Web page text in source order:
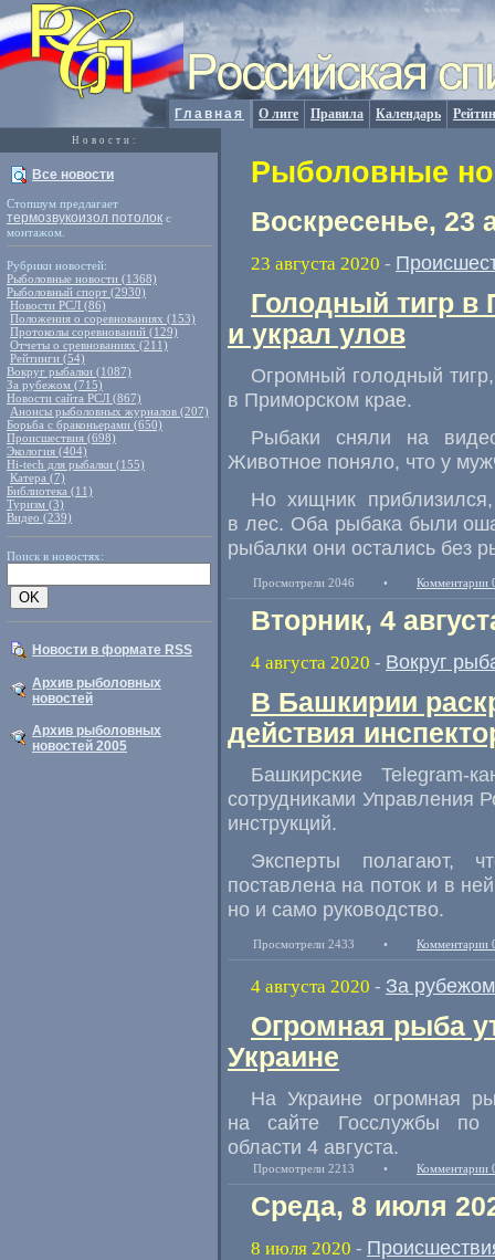
Главная О лиге Правила Календарь
Новости:
Все новости
Стопшум предлагает
термозвукоизол потолок с
монтажом.
Рубрики новостей:
Рыболовные новости (1368)
Рыболовный спорт (2930)
Новости РСЛ (86)
Положения о соревнованиях (153)
Протоколы соревнований (129)
Отчеты о сревнованиях (211)
Рейтинги (54)
Вокруг рыбалки (1087)
За рубежом (715)
Новости сайта РСЛ (867)
Анонсы рыболовных журналов (207)
Борьба с браконьерами (650)
Происшествия (698)
Экология (404)
Hi-tech для рыбалки (155)
Катера (7)
Библиотека (11)
Туризм (3)
Видео (239)
Поиск в новостях:
Новости в формате RSS
Архив рыболовных
новостей
Архив рыболовных
новостей 2005
Рыболовные
Воскресенье, 23
23 августа 2020 -
Голодный тигр
и украл улов
Огромный голодный тигр,
в Приморском крае.
Рыбаки сняли на
Животное поняло, что у
Но хищник приблизился,
в лес. Оба рыбака были
рыбалки они остались без
Просмотрели 2046 • Комментарии
Вторник, 4
4 августа 2020 - Вокруг
В Башкирии
действия
Башкирские Telegram-
сотрудниками Управления
инструкций.
Эксперты полагают,
поставлена на поток и в
но и само руководство.
Просмотрели 2433 • Комментарии
4 августа 2020 - За рубежом
Огромная рыба
Украине
На Украине огромная
на сайте Госслужбы по
области 4 августа.
Просмотрели 2213 • Комментарии
Среда, 8 июля
8 июля 2020 -